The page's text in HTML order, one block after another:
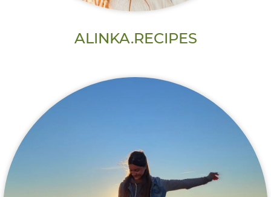
ALINKA.RECIPES